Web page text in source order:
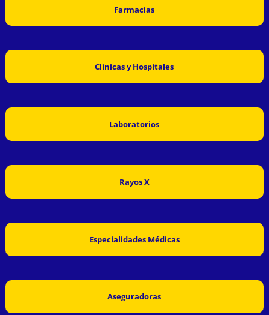
Farmacias
Clínicas y Hospitales
Laboratorios
Rayos X
Especialidades Médicas
Aseguradoras